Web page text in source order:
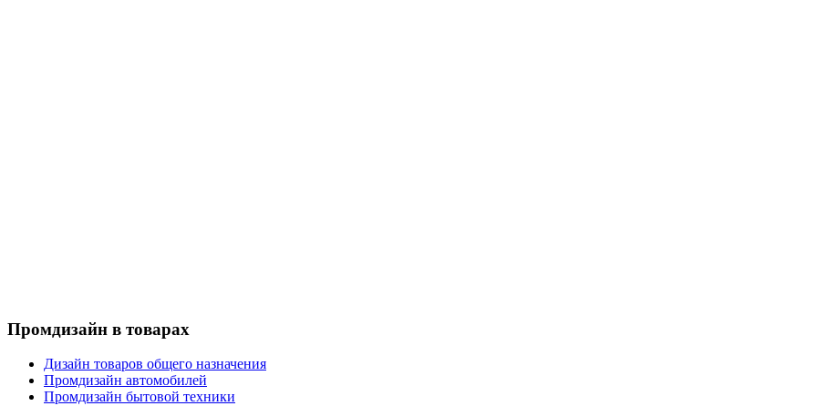
Промдизайн в товарах
Дизайн товаров общего назначения
Промдизайн автомобилей
Промдизайн бытовой техники